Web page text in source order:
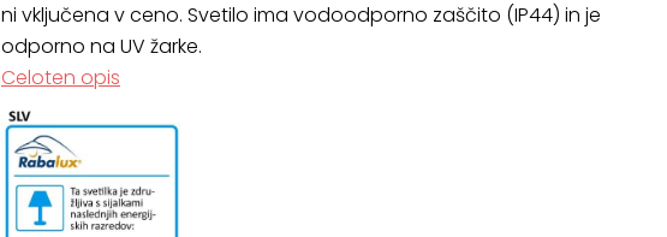
višine
65
cm
količina
ni vključena v ceno. Svetilo ima vodoodporno zaščito (IP44) in je
odporno na UV žarke.
Celoten opis